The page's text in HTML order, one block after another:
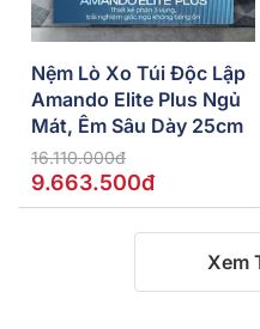
Nệm Lò Xo Túi Độc Lập
Amando Elite Plus Ngủ
Mát, Êm Sâu Dày 25cm
16.110.000đ
9.663.500đ
Xem